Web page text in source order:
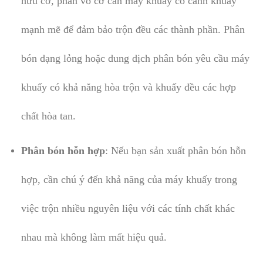
mạnh mẽ để đảm bảo trộn đều các thành phần. Phân
bón dạng lỏng hoặc dung dịch phân bón yêu cầu máy
khuấy có khả năng hòa trộn và khuấy đều các hợp
chất hòa tan.
Phân bón hỗn hợp: Nếu bạn sản xuất phân bón hỗn
hợp, cần chú ý đến khả năng của máy khuấy trong
việc trộn nhiều nguyên liệu với các tính chất khác
nhau mà không làm mất hiệu quả.